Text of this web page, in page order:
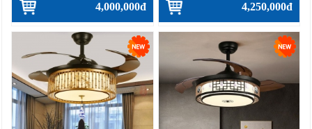
4,000,000đ 4,250,000đ